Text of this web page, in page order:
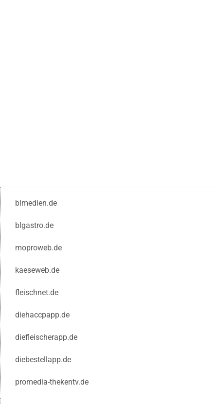
blmedien.de
blgastro.de
moproweb.de
kaeseweb.de
fleischnet.de
diehaccpapp.de
diefleischerapp.de
diebestellapp.de
promedia-thekentv.de